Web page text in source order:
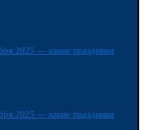
2025 — какие праздники
2025 — какие праздники